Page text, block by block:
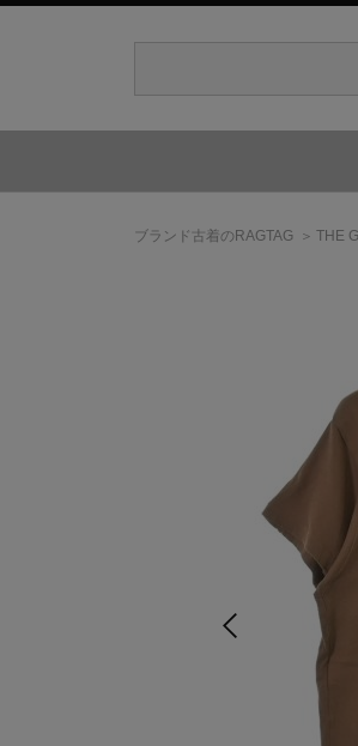
ブランド古着のRAGTAG THE